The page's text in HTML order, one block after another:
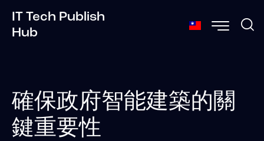
IT Tech Publish
Hub
確保政府智能建築的關
鍵重要性